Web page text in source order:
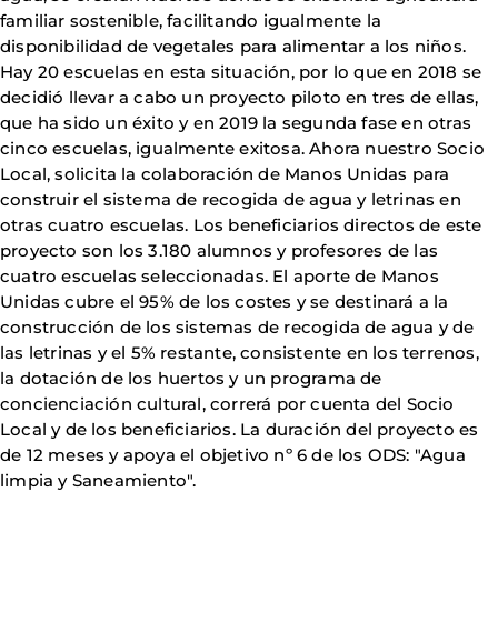
familiar sostenible, facilitando igualmente la
disponibilidad de vegetales para alimentar a los niños.
Hay 20 escuelas en esta situación, por lo que en 2018 se
decidió llevar a cabo un proyecto piloto en tres de ellas,
que ha sido un éxito y en 2019 la segunda fase en otras
cinco escuelas, igualmente exitosa. Ahora nuestro Socio
Local, solicita la colaboración de Manos Unidas para
construir el sistema de recogida de agua y letrinas en
otras cuatro escuelas. Los beneficiarios directos de este
proyecto son los 3.180 alumnos y profesores de las
cuatro escuelas seleccionadas. El aporte de Manos
Unidas cubre el 95% de los costes y se destinará a la
construcción de los sistemas de recogida de agua y de
las letrinas y el 5% restante, consistente en los terrenos,
la dotación de los huertos y un programa de
concienciación cultural, correrá por cuenta del Socio
Local y de los beneficiarios. La duración del proyecto es
de 12 meses y apoya el objetivo nº 6 de los ODS: "Agua
limpia y Saneamiento".